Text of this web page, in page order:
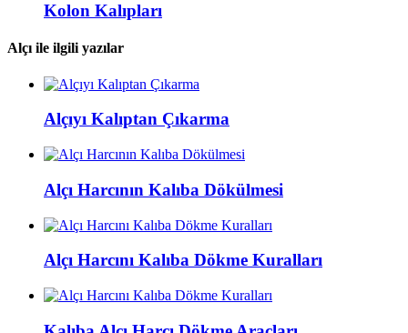
Kolon Kalıpları
Alçı ile ilgili yazılar
Alçıyı Kalıptan Çıkarma
Alçı Harcının Kalıba Dökülmesi
Alçı Harcını Kalıba Dökme Kuralları